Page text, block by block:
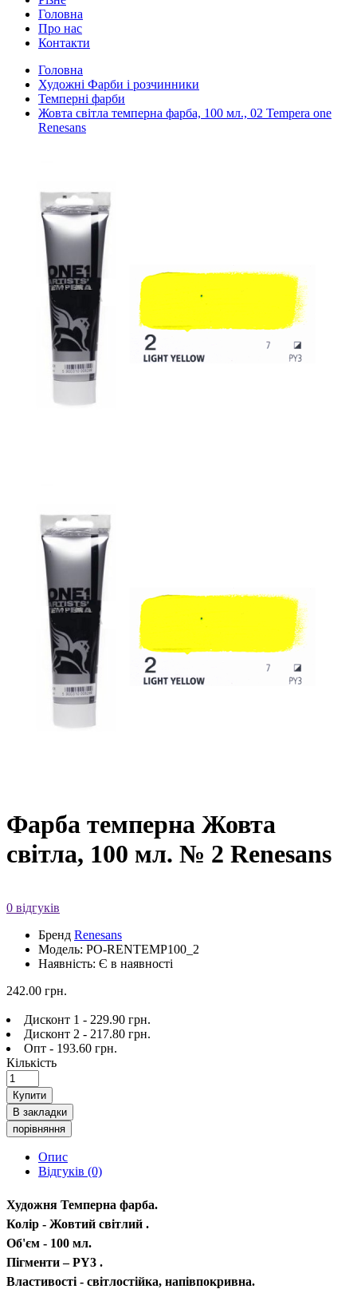
Головна
Про нас
Контакти
Головна
Художні Фарби і розчинники
Темперні фарби
Жовта світла темперна фарба, 100 мл., 02 Tempera one
Renesans
Фарба темперна Жовта
світла, 100 мл. № 2 Renesans
0 відгуків
Бренд Renesans
Модель: PO-RENTEMP100_2
Наявність: Є в наявності
242.00 грн.
Дисконт 1 - 229.90 грн.
Дисконт 2 - 217.80 грн.
Опт - 193.60 грн.
Кількість
Купити
В закладки
порівняння
Опис
Відгуків (0)
Художня Темперна фарба.
Колір - Жовтий світлий .
Об'єм - 100 мл.
Пігменти – PY3 .
Властивості - світлостійка, напівпокривна.